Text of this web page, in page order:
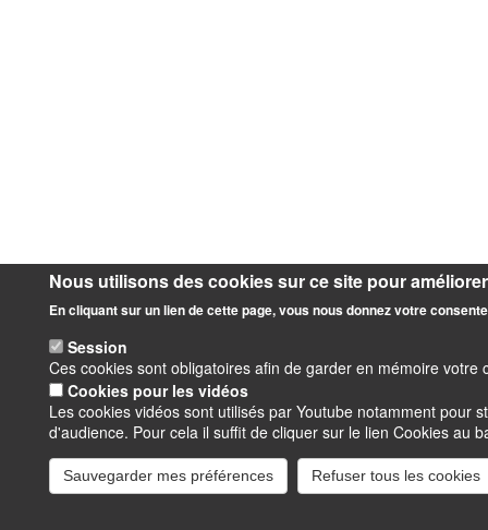
Nous utilisons des cookies sur ce site pour
En cliquant sur un lien de cette page, vous nous donnez votre
Session
Ces cookies sont obligatoires afin de garder en mémoire
Cookies pour les vidéos
Les cookies vidéos sont utilisés par Youtube notamment pour
d'audience. Pour cela il suffit de cliquer sur le lien Cookies au
Sauvegarder mes préférences Refuser tous les cookies